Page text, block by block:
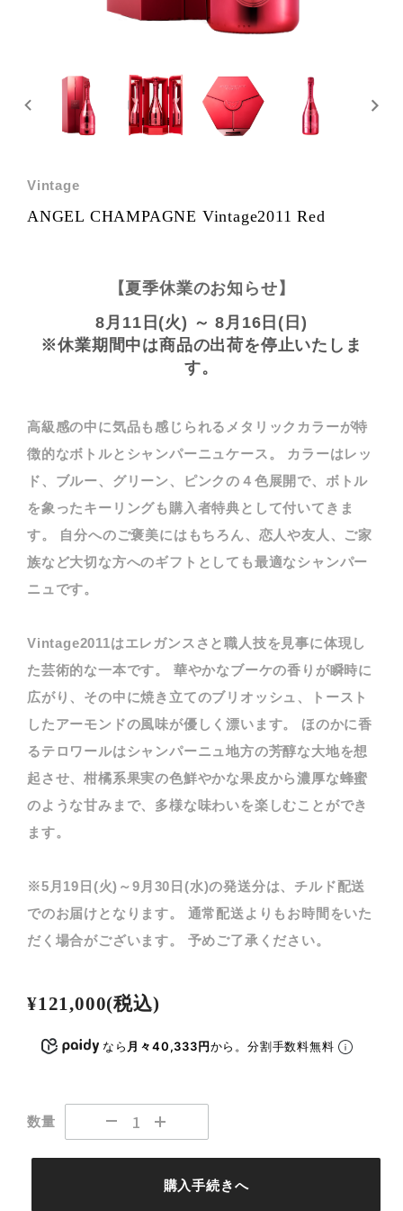
Vintage
ANGEL CHAMPAGNE Vintage2011 Red
【夏季休業のお知らせ】
8月11日(火) ～ 8月16日(日)
※休業期間中は商品の出荷を停止いたしま
す。
高級感の中に気品も感じられるメタリックカラーが特
徴的なボトルとシャンパーニュケース。 カラーはレッ
ド、ブルー、グリーン、ピンクの４色展開で、ボトル
を象ったキーリングも購入者特典として付いてきま
す。 自分へのご褒美にはもちろん、恋人や友人、ご家
族など大切な方へのギフトとしても最適なシャンパー
ニュです。
Vintage2011はエレガンスさと職人技を見事に体現し
た芸術的な一本です。 華やかなブーケの香りが瞬時に
広がり、その中に焼き立てのブリオッシュ、トースト
したアーモンドの風味が優しく漂います。 ほのかに香
るテロワールはシャンパーニュ地方の芳醇な大地を想
起させ、柑橘系果実の色鮮やかな果皮から濃厚な蜂蜜
のような甘みまで、多様な味わいを楽しむことができ
ます。
※5月19日(火)～9月30日(水)の発送分は、チルド配送
でのお届けとなります。 通常配送よりもお時間をいた
だく場合がございます。 予めご了承ください。
¥121,000(税込)
なら 月々40,333円から。分割手数料無料
数量
購入手続きへ